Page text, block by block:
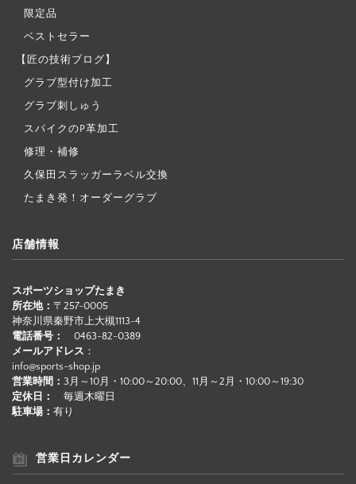
限定品
ベストセラー
【匠の技術ブログ】
グラブ型付け加工
グラブ刺しゅう
スパイクのP革加工
修理・補修
久保田スラッガーラベル交換
たまき発！オーダーグラブ
店舗情報
スポーツショップたまき
所在地： 〒257-0005
神奈川県秦野市上大槻1113-4
電話番号：
0463-82-0389
メールアドレス ：
info@sports-shop.jp
営業時間： 3月～10月・10:00～20:00、11月～2月・10:00～19:30
定休日：
毎週木曜日
駐車場： 有り
営業日カレンダー